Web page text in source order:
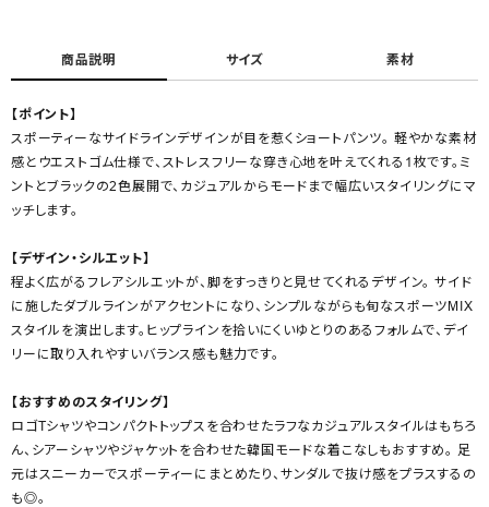
商品説明 サイズ 素材
【ポイント】
スポーティーなサイドラインデザインが目を惹くショートパンツ。 軽やかな素材
感とウエストゴム仕様で、ストレスフリーな穿き心地を叶えてくれる1枚です。ミ
ントとブラックの2色展開で、カジュアルからモードまで幅広いスタイリングにマ
ッチします。
【デザイン・シルエット】
程よく広がるフレアシルエットが、脚をすっきりと見せてくれるデザイン。 サイド
に施したダブルラインがアクセントになり、シンプルながらも旬なスポーツMIX
スタイルを演出します。ヒップラインを拾いにくいゆとりのあるフォルムで、デイ
リーに取り入れやすいバランス感も魅力です。
【おすすめのスタイリング】
ロゴTシャツやコンパクトトップスを合わせたラフなカジュアルスタイルはもちろ
ん、シアーシャツやジャケットを合わせた韓国モードな着こなしもおすすめ。 足
元はスニーカーでスポーティーにまとめたり、サンダルで抜け感をプラスするの
も◎。